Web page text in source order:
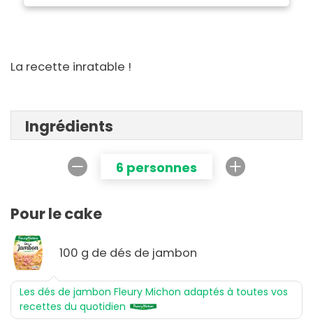
La recette inratable !
Ingrédients
6 personnes
Pour le cake
100 g de dés de jambon
Les dés de jambon Fleury Michon adaptés à toutes vos
recettes du quotidien